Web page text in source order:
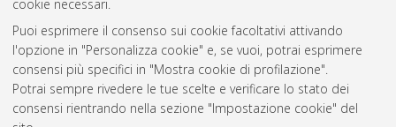
cookie necessari.
Puoi esprimere il consenso sui cookie facoltativi attivando
l'opzione in "Personalizza cookie" e, se vuoi, potrai esprimere
consensi più specifici in "Mostra cookie di profilazione".
Potrai sempre rivedere le tue scelte e verificare lo stato dei
consensi rientrando nella sezione "Impostazione cookie" del
Atom
Rss 1.0
Rss 2.0